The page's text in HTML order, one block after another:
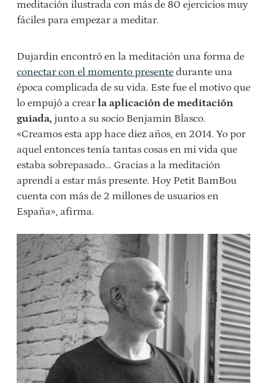
meditación ilustrada con más de 80 ejercicios muy
fáciles para empezar a meditar.
Dujardin encontró en la meditación una forma de
conectar con el momento presente durante una
época complicada de su vida. Este fue el motivo que
lo empujó a crearla aplicación de meditación
guiada, junto a su socio Benjamin Blasco.
«Creamos esta app hace diez años, en 2014. Yo por
aquel entonces tenía tantas cosas en mi vida que
estaba sobrepasado… Gracias a la meditación
aprendí a estar más presente. Hoy Petit BamBou
cuenta con más de 2 millones de usuarios en
España», afirma.